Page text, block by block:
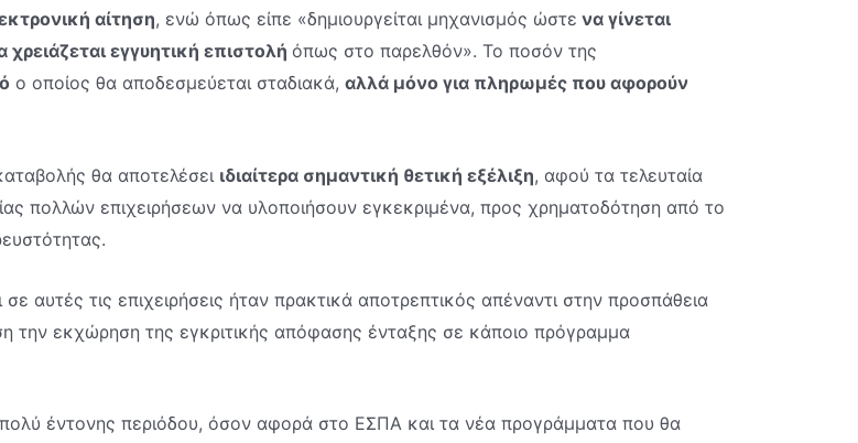
αίτηση, ενώ όπως είπε «δημιουργείται μηχανισμός ώστε να γίνεται
εγγυητική επιστολή όπως στο παρελθόν». Το ποσόν της
ο οποίος θα αποδεσμεύεται σταδιακά, αλλά μόνο για πληρωμές που αφορούν
θα αποτελέσει ιδιαίτερα σημαντική θετική εξέλιξη, αφού τα τελευταία
πολλών επιχειρήσεων να υλοποιήσουν εγκεκριμένα, προς χρηματοδότηση από το
αυτές τις επιχειρήσεις ήταν πρακτικά αποτρεπτικός απέναντι στην προσπάθεια
την εκχώρηση της εγκριτικής απόφασης ένταξης σε κάποιο πρόγραμμα
πολύ έντονης περιόδου, όσον αφορά στο ΕΣΠΑ και τα νέα προγράμματα που θα